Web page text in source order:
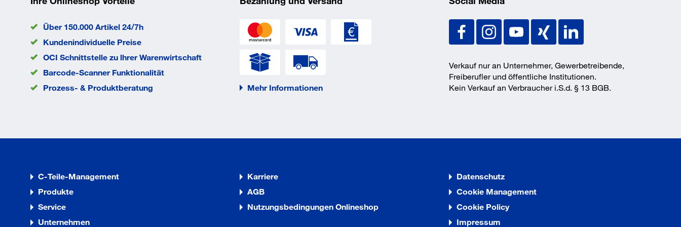
Über 150.000 Artikel 24/7h
Kundenindividuelle Preise
OCI Schnittstelle zu lhrer Warenwirtschaft
Barcode-Scanner Funktionalität
Prozess- & Produktberatung
Mehr Informationen
Verkauf nur an Unternehmer, Gewerbetreibende,
Freiberufler und öffentliche Institutionen.
Kein Verkauf an Verbraucher i.S.d. § 13 BGB.
C-Teile-Management
Produkte
Service
Unternehmen
Karriere
AGB
Nutzungsbedingungen Onlineshop
Datenschutz
Cookie Management
Cookie Policy
Impressum